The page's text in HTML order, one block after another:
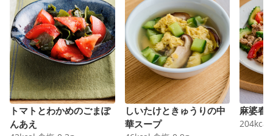
トマトとわかめのごまぽ
んあえ
しいたけときゅうりの中
華スープ
麻婆春
204kcal